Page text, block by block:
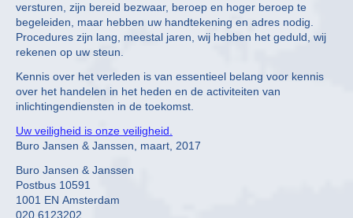
versturen, zijn bereid bezwaar, beroep en hoger beroep te
begeleiden, maar hebben uw handtekening en adres nodig.
Procedures zijn lang, meestal jaren, wij hebben het geduld, wij
rekenen op uw steun.
Kennis over het verleden is van essentieel belang voor kennis
over het handelen in het heden en de activiteiten van
inlichtingendiensten in de toekomst.
Uw veiligheid is onze veiligheid.
Buro Jansen & Janssen, maart, 2017
Buro Jansen & Janssen
Postbus 10591
1001 EN Amsterdam
020 6123202